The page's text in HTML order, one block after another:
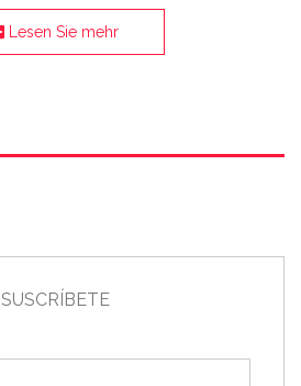
Lesen Sie mehr
SUSCRÍBETE